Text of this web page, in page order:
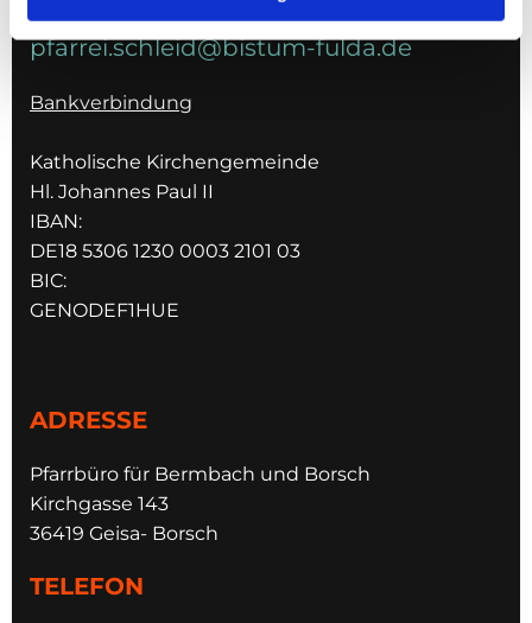
pfarrei.schleid@bistum-fulda.de
Bankverbindung
Katholische Kirchengemeinde
Hl. Johannes Paul II
IBAN:
DE18 5306 1230 0003 2101 03
BIC:
GENODEF1HUE
ADRESSE
Pfarrbüro für Bermbach und Borsch
Kirchgasse 143
36419 Geisa- Borsch
TELEFON